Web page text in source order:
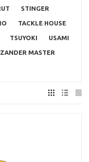
STINGER
TACKLE HOUSE
TSUYOKI USAMI
ZANDER MASTER